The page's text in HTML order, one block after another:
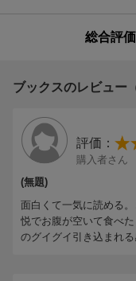
総合評価
ブックスのレビュー
評価：
購入者さん
(無題)
面白くて一気に読める
悦でお腹が空いて食べ
のグイグイ引き込まれ